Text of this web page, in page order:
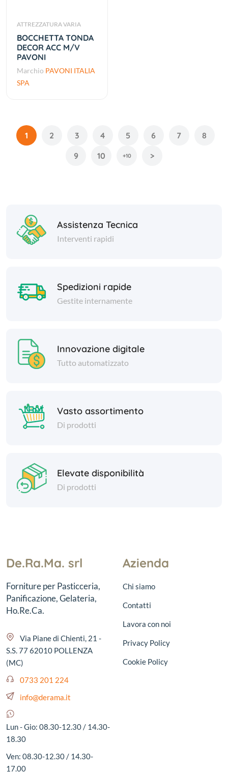
ATTREZZATURA VARIA
BOCCHETTA TONDA
DECOR ACC M/V
PAVONI
Marchio PAVONI ITALIA
SPA
1 2 3 4 5 6 7
8
9
10 +10 >
Assistenza Tecnica
Interventi rapidi
Spedizioni rapide
Gestite internamente
Innovazione digitale
Tutto automatizzato
Vasto assortimento
Di prodotti
Elevate disponibilità
Di prodotti
De.Ra.Ma. srl
Forniture per Pasticceria,
Panificazione, Gelateria,
Ho.Re.Ca.
Via Piane di Chienti, 21 -
S.S. 77 62010 POLLENZA
(MC)
0733 201 224
info@derama.it
Lun - Gio: 08.30-12.30 / 14.30-
18.30
Ven: 08.30-12.30 / 14.30-
17.00
Azienda
Chi siamo
Contatti
Lavora con noi
Privacy Policy
Cookie Policy